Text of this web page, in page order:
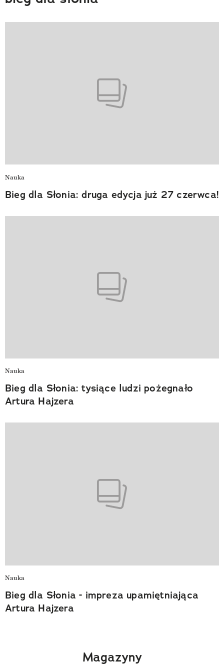
Nauka
Bieg dla Słonia: druga edycja już 27 czerwca!
Nauka
Bieg dla Słonia: tysiące ludzi pożegnało
Artura Hajzera
Nauka
Bieg dla Słonia - impreza upamiętniająca
Artura Hajzera
Magazyny